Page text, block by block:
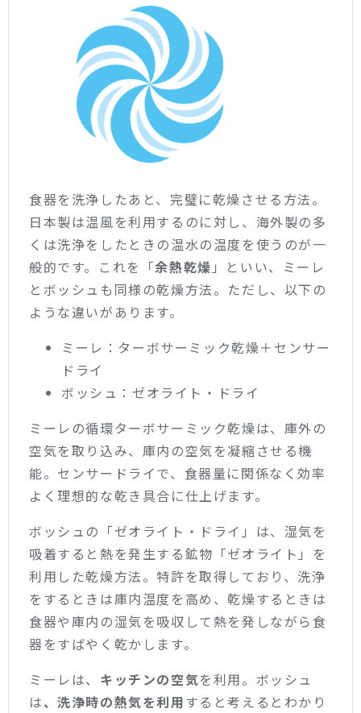
食器を洗浄したあと、完璧に乾燥させる方法。
日本製は温風を利用するのに対し、海外製の多
くは洗浄をしたときの温水の温度を使うのが一
般的です。これを「余熱乾燥 」といい、ミーレ
とボッシュも同様の乾燥方法。ただし、以下の
ような違いがあります。
ミーレ：ターボサーミック乾燥＋センサー
ドライ
ボッシュ：ゼオライト・ドライ
ミーレの循環ターボサーミック乾燥は、庫外の
空気を取り込み、庫内の空気を凝縮させる機
能。センサードライで、食器量に関係なく効率
よく理想的な乾き具合に仕上げます。
ボッシュの「ゼオライト・ドライ」は、湿気を
吸着すると熱を発生する鉱物「ゼオライト」を
利用した乾燥方法。特許を取得しており、洗浄
をするときは庫内温度を高め、乾燥するときは
食器や庫内の湿気を吸収して熱を発しながら食
器をすばやく乾かします。
ミーレは、 キッチンの空気を利用。ボッシュ
は、洗浄時の熱気を利用すると考えるとわかり